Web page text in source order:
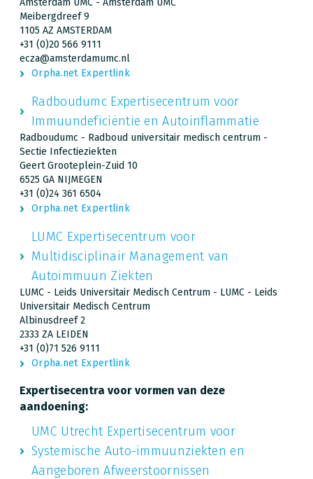
Meibergdreef 9
1105 AZ AMSTERDAM
+31 (0)20 566 9111
ecza@amsterdamumc.nl
Orpha.net Expertlink
Radboudumc Expertisecentrum voor
Immuundeficiëntie en Autoinflammatie
Radboudumc - Radboud universitair medisch centrum -
Sectie Infectieziekten
Geert Grooteplein-Zuid 10
6525 GA NIJMEGEN
+31 (0)24 361 6504
Orpha.net Expertlink
LUMC Expertisecentrum voor
Multidisciplinair Management van
Autoimmuun Ziekten
LUMC - Leids Universitair Medisch Centrum - LUMC - Leids
Universitair Medisch Centrum
Albinusdreef 2
2333 ZA LEIDEN
+31 (0)71 526 9111
Orpha.net Expertlink
Expertisecentra voor vormen van deze
aandoening:
UMC Utrecht Expertisecentrum voor
Systemische Auto-immuunziekten en
Aangeboren Afweerstoornissen